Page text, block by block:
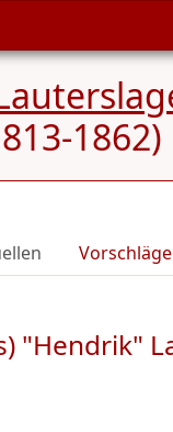
1862)
Vorschläge
"Hendrik"